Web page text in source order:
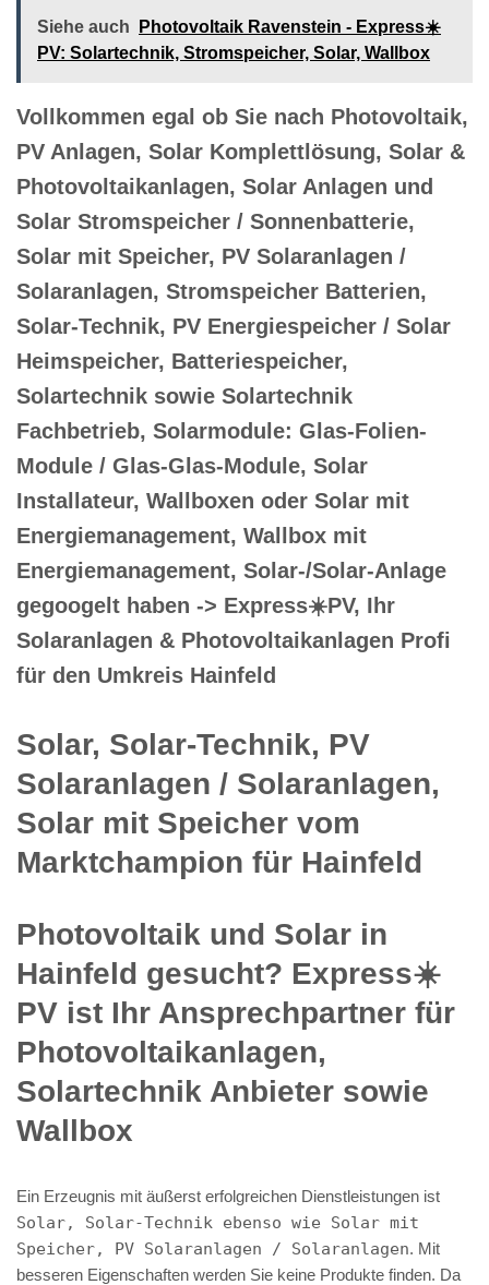
Siehe auch
Photovoltaik Ravenstein - Express☀️
PV️: Solartechnik, Stromspeicher, Solar, Wallbox
Vollkommen egal ob Sie nach Photovoltaik,
PV Anlagen, Solar Komplettlösung, Solar &
Photovoltaikanlagen, Solar Anlagen und
Solar Stromspeicher / Sonnenbatterie,
Solar mit Speicher, PV Solaranlagen /
Solaranlagen, Stromspeicher Batterien,
Solar-Technik, PV Energiespeicher / Solar
Heimspeicher, Batteriespeicher,
Solartechnik sowie Solartechnik
Fachbetrieb, Solarmodule: Glas-Folien-
Module / Glas-Glas-Module, Solar
Installateur, Wallboxen oder Solar mit
Energiemanagement, Wallbox mit
Energiemanagement, Solar-/Solar-Anlage
gegoogelt haben -> Express☀️PV️, Ihr
Solaranlagen & Photovoltaikanlagen Profi
für den Umkreis Hainfeld
Solar, Solar-Technik, PV
Solaranlagen / Solaranlagen,
Solar mit Speicher vom
Marktchampion für Hainfeld
Photovoltaik und Solar in
Hainfeld gesucht? Express☀️
PV️ ist Ihr Ansprechpartner für
Photovoltaikanlagen,
Solartechnik Anbieter sowie
Wallbox
Ein Erzeugnis mit äußerst erfolgreichen Dienstleistungen ist
Solar, Solar-Technik ebenso wie Solar mit
Speicher, PV Solaranlagen / Solaranlagen. Mit
besseren Eigenschaften werden Sie keine Produkte finden. Da